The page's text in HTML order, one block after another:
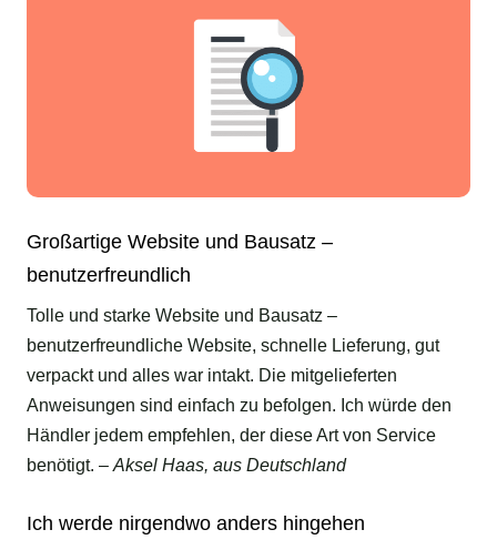
Großartige Website und Bausatz –
benutzerfreundlich
Tolle und starke Website und Bausatz –
benutzerfreundliche Website, schnelle Lieferung, gut
verpackt und alles war intakt. Die mitgelieferten
Anweisungen sind einfach zu befolgen. Ich würde den
Händler jedem empfehlen, der diese Art von Service
benötigt. – Aksel Haas, aus Deutschland
Ich werde nirgendwo anders hingehen